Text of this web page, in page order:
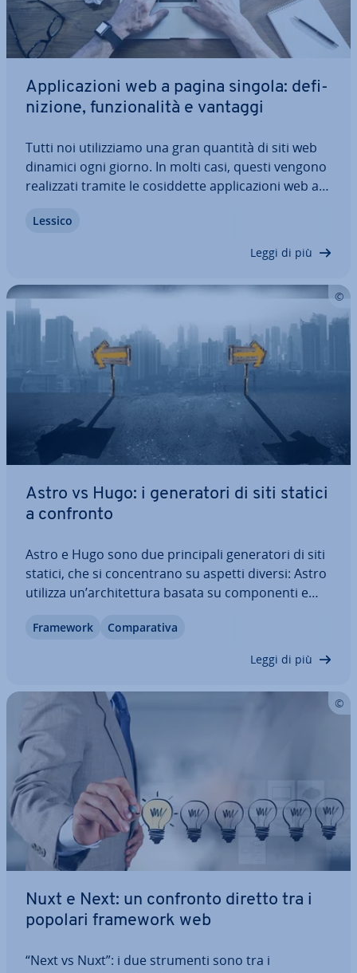
Ap­pli­ca­zio­ni web a pagina singola: de­fi­
ni­zio­ne, fun­zio­na­li­tà e vantaggi
Tutti noi uti­liz­zia­mo una gran quantità di siti web
dinamici ogni giorno. In molti casi, questi vengono
rea­liz­za­ti tramite le co­sid­det­te ap­pli­ca­zio­ni web a
documento HTML. Questo articolo vi mostra esat­
Lessico
Leggi di più
Astro vs Hugo: i ge­ne­ra­to­ri di siti statici
a confronto
Astro e Hugo sono due prin­ci­pa­li ge­ne­ra­to­ri di siti
statici, che si con­cen­tra­no su aspetti diversi: Astro
utilizza un’ar­chi­tet­tu­ra basata su com­po­nen­ti e
template Go e una semplice pipeline di build. In
Framework Com­pa­ra­ti­va
Leggi di più
Nuxt e Next: un confronto diretto tra i
popolari framework web
“Next vs Nuxt”: i due strumenti sono tra i